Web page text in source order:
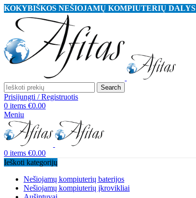
KOKYBIŠKOS NEŠIOJAMŲ KOMPIUTERIŲ DALYS
Search
Prisijungti / Registruotis
0 items €0.00
Meniu
0 items €0.00
Ieškoti kategorijų
Nešiojamų kompiuterių baterijos
Nešiojamų kompiuterių įkrovikliai